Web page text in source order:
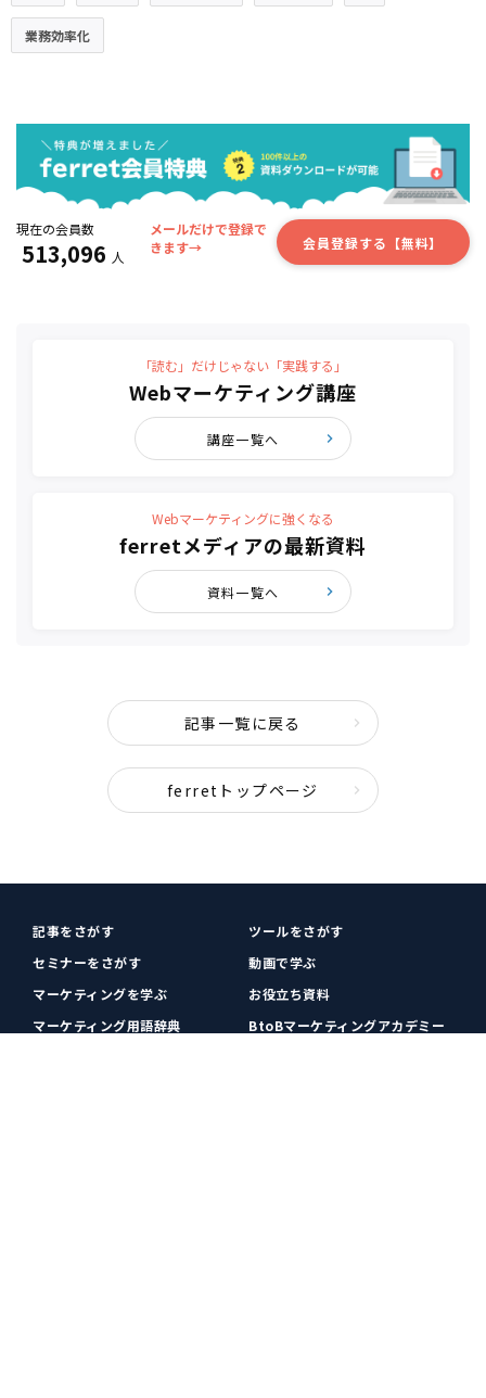
業務効率化
現在の会員数
513,096 人
メールだけで登録で
きます→
会員登録する【無料】
「読む」だけじゃない「実践する」
Webマーケティング講座
講座一覧へ
Webマーケティングに強くなる
ferretメディアの最新資料
資料一覧へ
記事一覧に戻る
ferretトップページ
記事をさがす
ツールをさがす
セミナーをさがす
動画で学ぶ
マーケティングを学ぶ
お役立ち資料
マーケティング用語辞典
BtoBマーケティングアカデミー